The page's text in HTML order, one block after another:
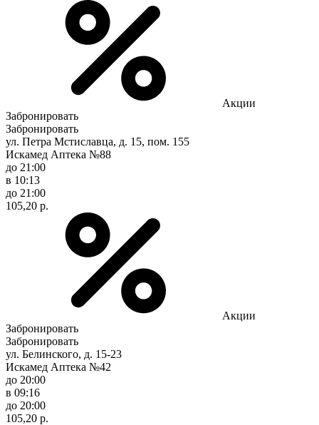
Акции
Забронировать
Забронировать
ул. Петра Мстиславца, д. 15, пом. 155
Искамед Аптека №88
до 21:00
в 10:13
до 21:00
105,20 р.
Акции
Забронировать
Забронировать
ул. Белинского, д. 15-23
Искамед Аптека №42
до 20:00
в 09:16
до 20:00
105,20 р.